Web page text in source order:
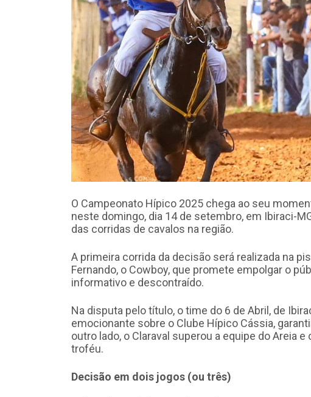
O Campeonato Hípico 2025 chega ao seu
neste domingo, dia 14 de setembro, em Ibiraci-
das corridas de cavalos na região.
A primeira corrida da decisão será realizada na
Fernando, o Cowboy, que promete empolgar o
informativo e descontraído.
Na disputa pelo título, o time do 6 de Abril, de
emocionante sobre o Clube Hípico Cássia,
outro lado, o Claraval superou a equipe do Areia
troféu.
Decisão em dois jogos (ou três)